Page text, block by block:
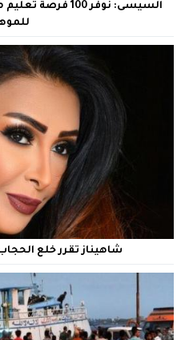
السيسى: نوفر 100
شاهيناز تقرر خلع